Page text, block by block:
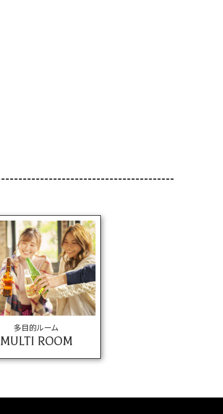
多目的ルーム
MULTI ROOM